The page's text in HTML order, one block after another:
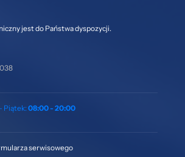
jest do Państwa dyspozycji.
Piątek:08:00 - 20:00
serwisowego